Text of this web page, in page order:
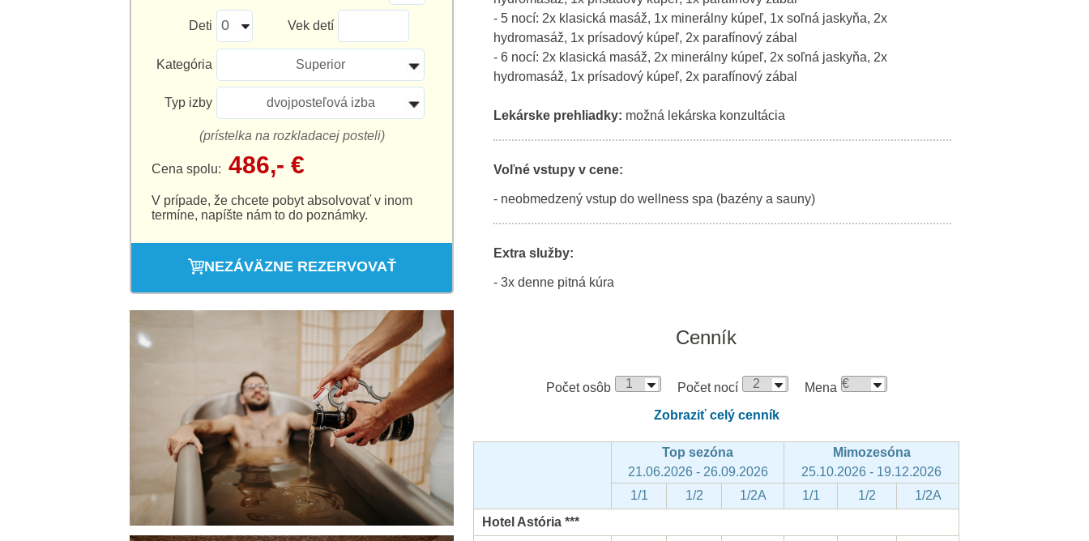
Deti Vek detí
Kategória Superior
Typ izby dvojposteľová izba
(prístelka na rozkladacej posteli)
Cena spolu: 486,- €
V prípade, že chcete pobyt absolvovať v inom
termíne, napíšte nám to do poznámky.
NEZÁVÄZNE REZERVOVAŤ
- 5 nocí: 2x klasická masáž, 1x minerálny kúpeľ, 1x soľná jaskyňa, 2x
hydromasáž, 1x prísadový kúpeľ, 2x parafínový zábal
- 6 nocí: 2x klasická masáž, 2x minerálny kúpeľ, 2x soľná jaskyňa, 2x
hydromasáž, 1x prísadový kúpeľ, 2x parafínový zábal
Lekárske prehliadky: možná lekárska konzultácia
Voľné vstupy v cene:
- neobmedzený vstup do wellness spa (bazény a sauny)
Extra služby:
- 3x denne pitná kúra
Cenník
Počet osôb Počet nocí
Mena
Zobraziť celý cenník
Top sezóna
21.06.2026 - 26.09.2026
Mimozesóna
25.10.2026 - 19.12.2026
1/1
1/2 1/2A 1/1 1/2
1/2A
Hotel Astória ***